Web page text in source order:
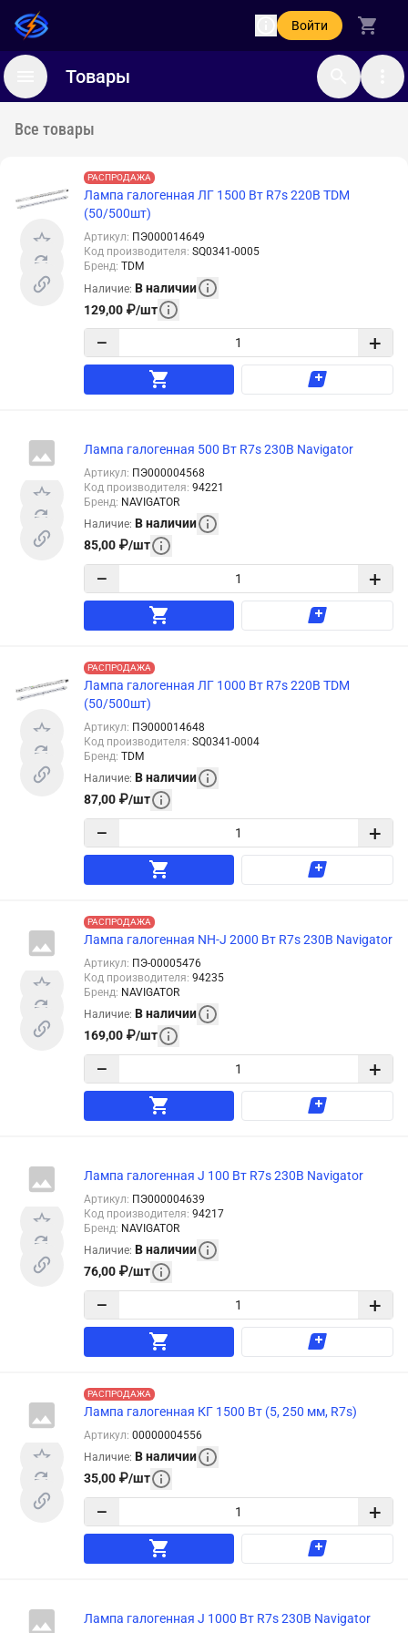
Войти
Товары
Все товары
РАСПРОДАЖА
Лампа галогенная ЛГ 1500 Вт R7s 220В TDM
(50/500шт)
Артикул: ПЭ000014649
Код производителя: SQ0341-0005
Бренд: TDM
Наличие: В наличии
129,00 ₽/шт
− +
Лампа галогенная 500 Вт R7s 230В Navigator
Артикул: ПЭ000004568
Код производителя: 94221
Бренд: NAVIGATOR
Наличие: В наличии
85,00 ₽/шт
− +
РАСПРОДАЖА
Лампа галогенная ЛГ 1000 Вт R7s 220В TDM
(50/500шт)
Артикул: ПЭ000014648
Код производителя: SQ0341-0004
Бренд: TDM
Наличие: В наличии
87,00 ₽/шт
− +
РАСПРОДАЖА
Лампа галогенная NH-J 2000 Вт R7s 230В Navigator
Артикул: ПЭ-00005476
Код производителя: 94235
Бренд: NAVIGATOR
Наличие: В наличии
169,00 ₽/шт
− +
Лампа галогенная J 100 Вт R7s 230В Navigator
Артикул: ПЭ000004639
Код производителя: 94217
Бренд: NAVIGATOR
Наличие: В наличии
76,00 ₽/шт
− +
РАСПРОДАЖА
Лампа галогенная КГ 1500 Вт (5, 250 мм, R7s)
Артикул: 00000004556
Наличие: В наличии
35,00 ₽/шт
− +
Лампа галогенная J 1000 Вт R7s 230В Navigator